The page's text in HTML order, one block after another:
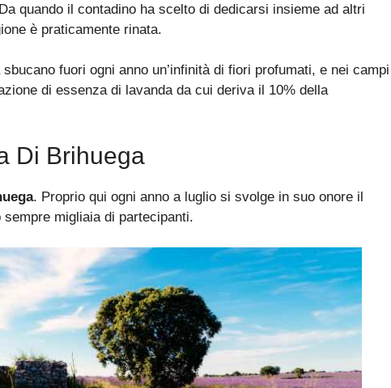
quando il contadino ha scelto di dedicarsi insieme ad altri
è praticamente rinata.
fuori ogni anno un’infinità di fiori profumati, e nei campi
di essenza di lavanda da cui deriva il 10% della
Di Brihuega
. Proprio qui ogni anno a luglio si svolge in suo onore il
migliaia di partecipanti.